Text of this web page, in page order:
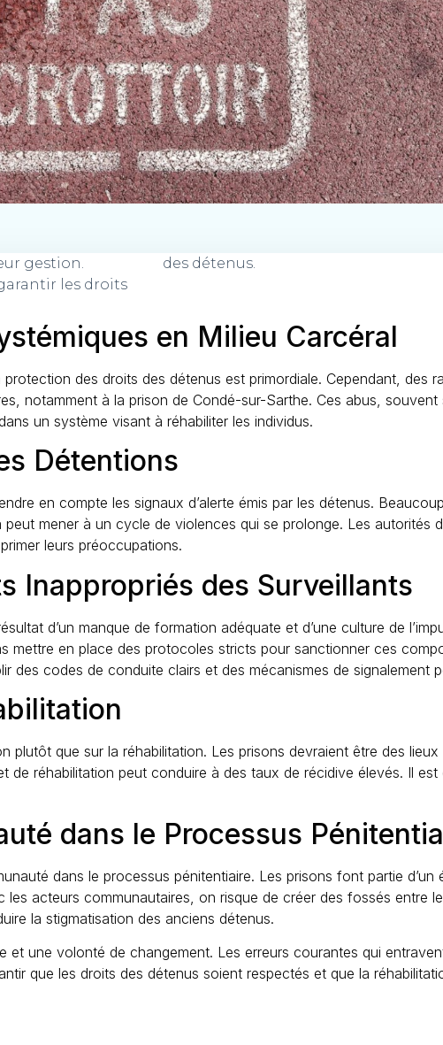
gestion.
les droits
des détenus.
en Milieu Carcéral
des droits des détenus est primordiale. Cependant, des
notamment à la prison de Condé-sur-Sarthe. Ces abus,
un système visant à réhabiliter les individus.
Détentions
en compte les signaux d’alerte émis par les détenus.
peut mener à un cycle de violences qui se prolonge. Les autorités
leurs préoccupations.
Inappropriés des Surveillants
d’un manque de formation adéquate et d’une culture de
mettre en place des protocoles stricts pour sanctionner ces
des codes de conduite clairs et des mécanismes de signalement
plutôt que sur la réhabilitation. Les prisons devraient être des
réhabilitation peut conduire à des taux de récidive élevés. Il est
dans le Processus
dans le processus pénitentiaire. Les prisons font partie
acteurs communautaires, on risque de créer des fossés entre
la stigmatisation des anciens détenus.
une volonté de changement. Les erreurs courantes qui
que les droits des détenus soient respectés et que la